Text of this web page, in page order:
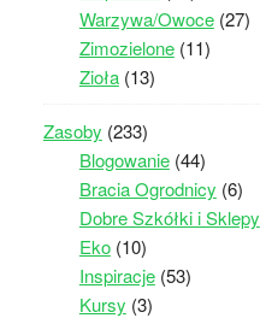
Warzywa/Owoce(27)
Zimozielone(11)
Zioła(13)
Zasoby (233)
Blogowanie(44)
Bracia Ogrodnicy (6)
Dobre Szkółki i Sklepy
Eko(10)
Inspiracje(53)
Kursy (3)